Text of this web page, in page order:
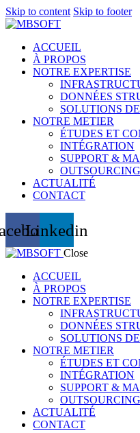
Skip to content Skip to footer
ACCUEIL
À PROPOS
NOTRE EXPERTISE
DONNÉES
SOLUTIONS
NOTRE METIER
ÉTUDES ET
INTÉGRATION
SUPPORT &
OUTSOURCING
ACTUALITÉ
CONTACT
Linkedin
Close
ACCUEIL
À PROPOS
NOTRE EXPERTISE
DONNÉES
SOLUTIONS
NOTRE METIER
ÉTUDES ET
INTÉGRATION
SUPPORT &
OUTSOURCING
ACTUALITÉ
CONTACT